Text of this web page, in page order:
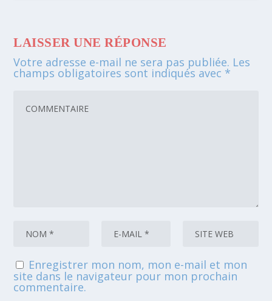
LAISSER UNE RÉPONSE
Votre adresse e-mail ne sera pas publiée. Les
champs obligatoires sont indiqués avec *
Enregistrer mon nom, mon e-mail et mon
site dans le navigateur pour mon prochain
commentaire.